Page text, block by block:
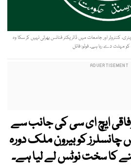
سیکریٹری، کنٹرولر اور جامعات میں ڈائریکٹر فنانس بھرتی نہیں کر سکا وہ
مہلت دے رہا ہے۔ فوٹو: فائل
ایچ ای سی کی جانب سے
کو بیرون ملک دورہ
کا سخت نوٹس لے لیا ہے۔